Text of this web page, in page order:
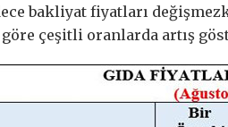
bakliyat fiyatları
çeşitli oranlarda artış